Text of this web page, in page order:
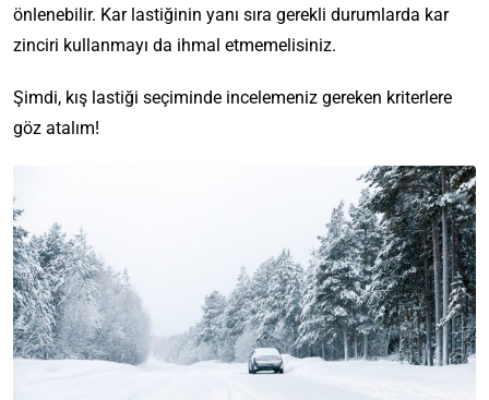
önlenebilir. Kar lastiğinin yanı sıra gerekli durumlarda kar
zinciri kullanmayı da ihmal etmemelisiniz.
Şimdi, kış lastiği seçiminde incelemeniz gereken kriterlere
göz atalım!